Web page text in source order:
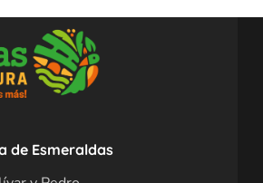
de Esmeraldas